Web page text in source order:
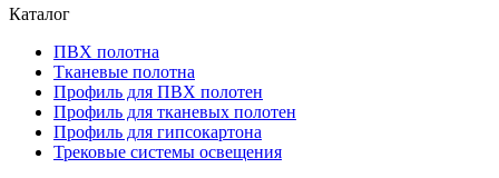
Каталог
ПВХ полотна
Тканевые полотна
Профиль для ПВХ полотен
Профиль для тканевых полотен
Профиль для гипсокартона
Трековые системы освещения